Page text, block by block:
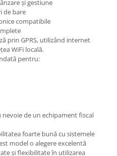
și gestiune
de bare
compatibile
prin GPRS, utilizând internet
WiFi locală.
pentru:
de un echipament fiscal
foarte bună cu sistemele
model o alegere excelentă
și flexibilitate în utilizarea